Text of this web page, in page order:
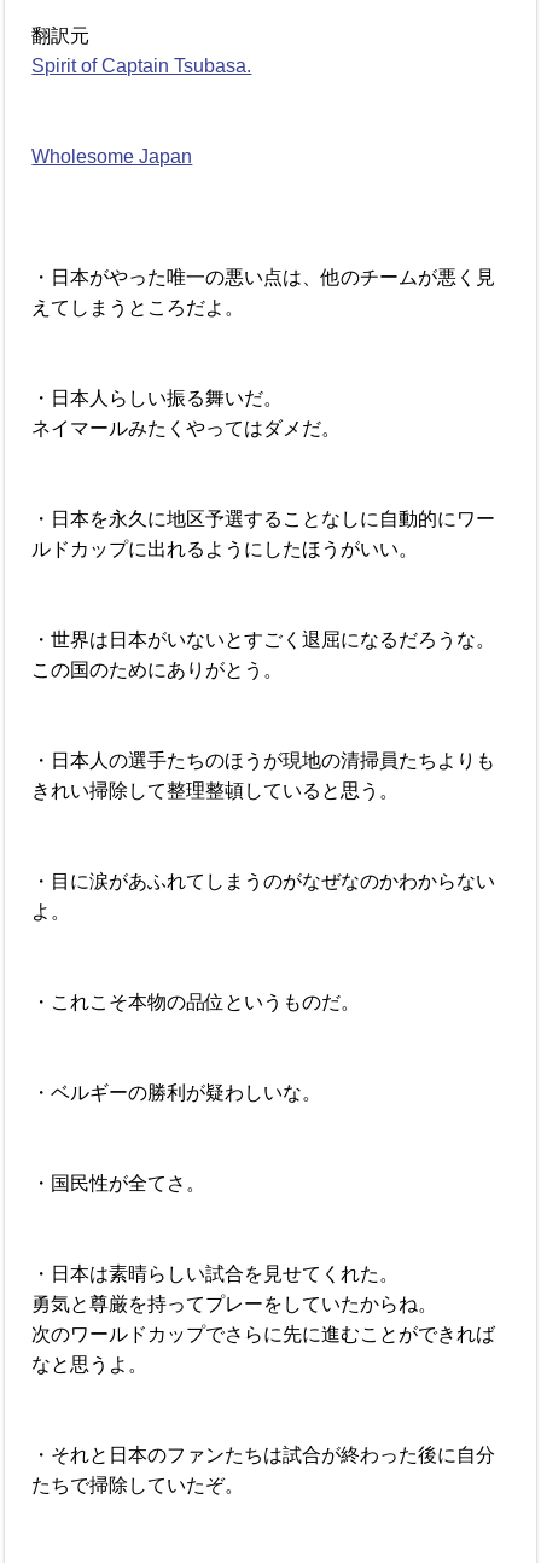
翻訳元
Spirit of Captain Tsubasa.
Wholesome Japan
・日本がやった唯一の悪い点は、他のチームが悪く見
えてしまうところだよ。
・日本人らしい振る舞いだ。
ネイマールみたくやってはダメだ。
・日本を永久に地区予選することなしに自動的にワー
ルドカップに出れるようにしたほうがいい。
・世界は日本がいないとすごく退屈になるだろうな。
この国のためにありがとう。
・日本人の選手たちのほうが現地の清掃員たちよりも
きれい掃除して整理整頓していると思う。
・目に涙があふれてしまうのがなぜなのかわからない
よ。
・これこそ本物の品位というものだ。
・ベルギーの勝利が疑わしいな。
・国民性が全てさ。
・日本は素晴らしい試合を見せてくれた。
勇気と尊厳を持ってプレーをしていたからね。
次のワールドカップでさらに先に進むことができれば
なと思うよ。
・それと日本のファンたちは試合が終わった後に自分
たちで掃除していたぞ。